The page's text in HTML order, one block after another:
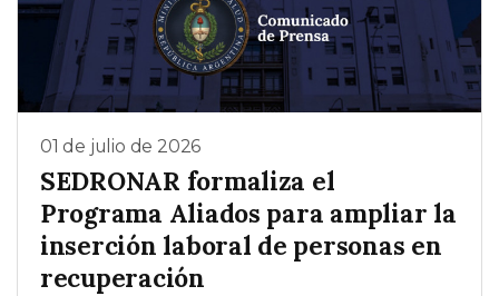
01 de julio de 2026
SEDRONAR formaliza el
Programa Aliados para ampliar la
inserción laboral de personas en
recuperación